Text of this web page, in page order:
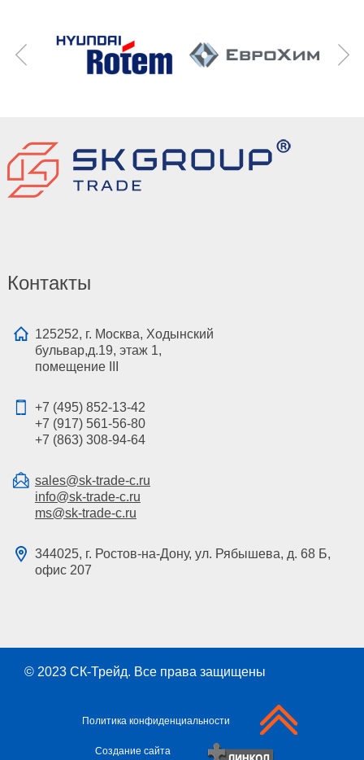
Контакты
125252, г. Москва, Ходынский
бульвар,д.19, этаж 1,
помещение III
+7 (495) 852-13-42
+7 (917) 561-56-80
+7 (863) 308-94-64
sales@sk-trade-c.ru
info@sk-trade-c.ru
ms@sk-trade-c.ru
344025, г. Ростов-на-Дону, ул. Рябышева, д. 68 Б,
офис 207
© 2023СК-Трейд. Все права защищены
Политика конфиденциальности
Создание сайта